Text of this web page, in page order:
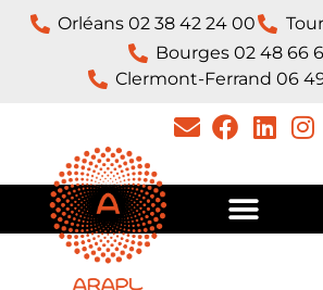
Orléans 02 38 42 24 00
Bourges 02 48 66
Clermont-Ferrand 06